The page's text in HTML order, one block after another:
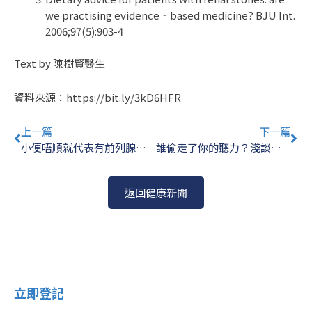
we practising evidence‐based medicine? BJU Int.
2006;97(5):903-4
Text by 陳樹賢醫生
資料來源： https://bit.ly/3kD6HFR
Prev
上一篇
小便唔順就代表有前列腺癌？｜陳樹賢醫生
下一篇
誰偷走了你的聽力？淺談突發性失聰
返回健康新聞
立即登記